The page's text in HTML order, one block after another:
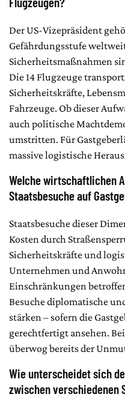
Der US-Vizepräsident
Gefährdungsstufe
Sicherheitsmaßnahmen
Die 14 Flugzeuge
Sicherheitskräfte,
Fahrzeuge. Ob dieser
auch politische
umstritten. Für
massive logistische
Welche wirtschaftlichen
Staatsbesuche auf
Staatsbesuche dieser
Kosten durch
Sicherheitskräfte und
Unternehmen und
Einschränkungen
Besuche diplomatische
stärken – sofern die
gerechtfertigt ansehen.
überwog bereits der
Wie unterscheidet sich
zwischen verschiedenen